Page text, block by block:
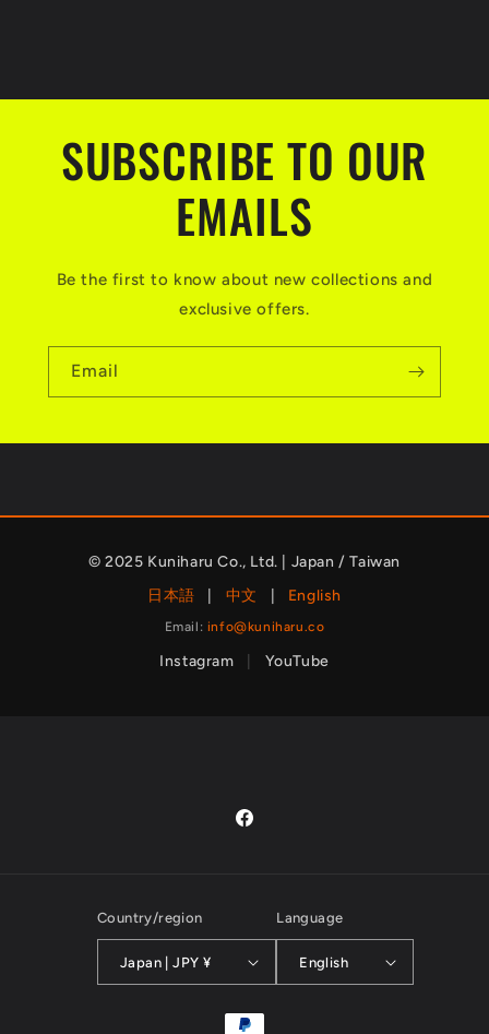
SUBSCRIBE TO OUR
EMAILS
Be the first to know about new collections and
exclusive offers.
Email
© 2025 Kuniharu Co., Ltd. | Japan / Taiwan
日本語
中文 English
Email: info@kuniharu.co
Instagram YouTube
Facebook
Country/region
Japan | JPY ¥
Language
English
Payment